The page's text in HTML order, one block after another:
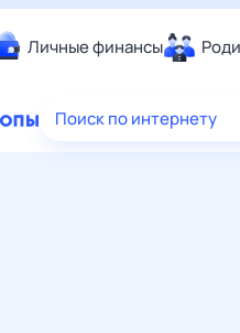
Личные финансы
Еда
Поиск по интернету